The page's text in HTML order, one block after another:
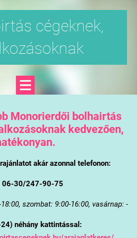
cégeknek,
Monorierdői bolhairtás
kedvezően,
akár azonnal telefonon:
06-30/247-90-75
szombat: 9:00-16:00, vasárnap: -
néhány kattintással: